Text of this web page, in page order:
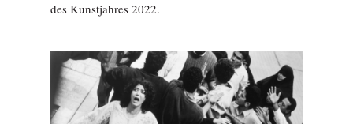
des Kunstjahres 2022.